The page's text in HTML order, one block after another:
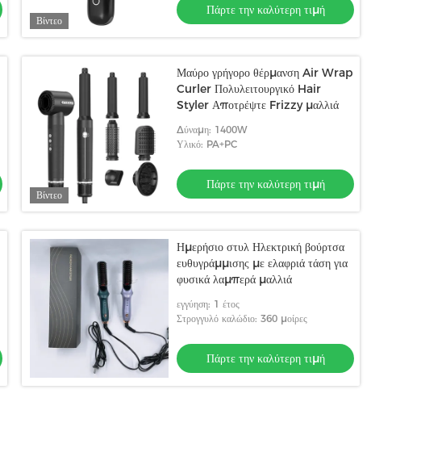
Βίντεο
Πάρτε την καλύτερη τιμή
Βίντεο
Μαύρο γρήγορο θέρμανση Air Wrap
Curler Πολυλειτουργικό Hair
Styler Αποτρέψτε Frizzy μαλλιά
Δύναμη: 1400W
Υλικό: PA+PC
Πάρτε την καλύτερη τιμή
Ημερήσιο στυλ Ηλεκτρική βούρτσα
ευθυγράμμισης με ελαφριά τάση για
φυσικά λαμπερά μαλλιά
εγγύηση: 1 έτος
Στρογγυλό καλώδιο: 360 μοίρες
Πάρτε την καλύτερη τιμή